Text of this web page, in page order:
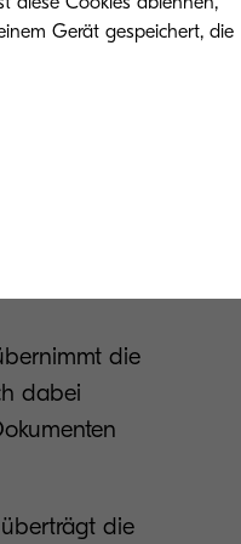
die
dabei
die
Gerät gespeichert, die